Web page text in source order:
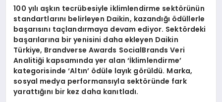
100 yılı aşkın tecrübesiyle iklimlendirme sektörünün
standartlarını belirleyen Daikin, kazandığı ödüllerle
başarısını taçlandırmaya devam ediyor. Sektördeki
başarılarına bir yenisini daha ekleyen Daikin
Türkiye, Brandverse Awards SocialBrands Veri
Analitiği kapsamında yer alan ‘İklimlendirme’
kategorisinde‘Altın’ ödüle layık görüldü. Marka,
sosyal medya performansıyla sektöründe fark
yarattığını bir kez daha kanıtladı.